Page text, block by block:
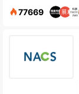
77669